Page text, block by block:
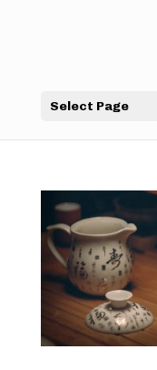
Select Page